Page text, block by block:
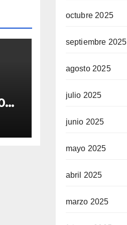
octubre 2025
septiembre 2025
agosto 2025
julio 2025
junio 2025
mayo 2025
abril 2025
marzo 2025